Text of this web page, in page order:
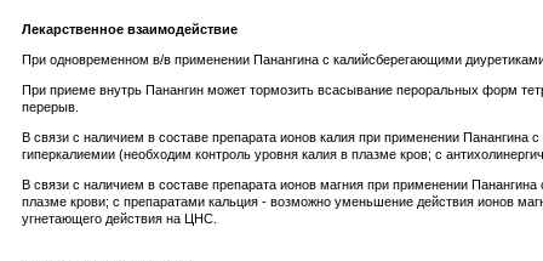
Лекарственное взаимодействие
При одновременном в/в применении Панангина с калийсберегающими
При приеме внутрь Панангин может тормозить всасывание пероральных форм
перерыв.
В связи с наличием в составе препарата ионов калия при применении
гиперкалиемии (необходим контроль уровня калия в плазме кров; с
В связи с наличием в составе препарата ионов магния при применении
плазме крови; с препаратами кальция - возможно уменьшение действия ионов
угнетающего действия на ЦНС.